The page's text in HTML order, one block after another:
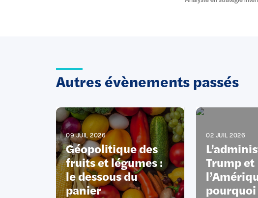
Autres évènements passés
09 JUIL 2026
Géopolitique des
fruits et légumes :
le dessous du
panier
02 JUIL 2026
Trump et